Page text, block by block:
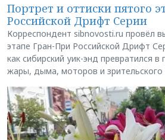
Портрет и оттиски пятого
Российской Дрифт Серии
Корреспондент sibnovosti.ru провёл
этапе Гран-При Российской Дрифт
как сибирский уик-энд превратился в
жары, дыма, моторов и зрительского